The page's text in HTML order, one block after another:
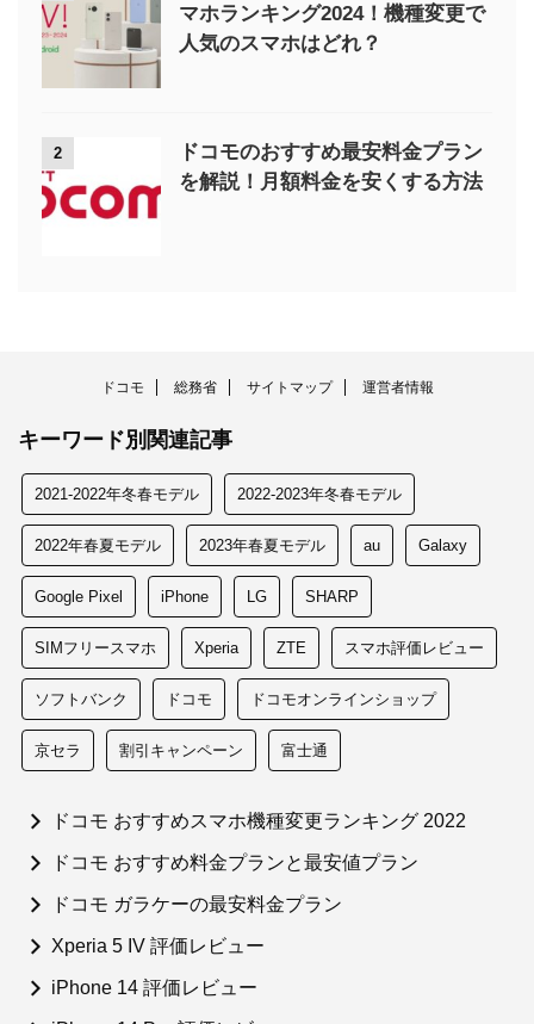
マホランキング2024！機種変更で
人気のスマホはどれ？
2
ドコモのおすすめ最安料金プラン
を解説！月額料金を安くする方法
ドコモ 総務省 サイトマップ 運営者情報
キーワード別関連記事
2021-2022年冬春モデル 2022-2023年冬春モデル
2022年春夏モデル 2023年春夏モデル au Galaxy
Google Pixel iPhone LG SHARP
SIMフリースマホ Xperia ZTE スマホ評価レビュー
ソフトバンク ドコモ ドコモオンラインショップ
京セラ 割引キャンペーン 富士通
ドコモ おすすめスマホ機種変更ランキング 2022
ドコモ おすすめ料金プランと最安値プラン
ドコモ ガラケーの最安料金プラン
Xperia 5 IV 評価レビュー
iPhone 14 評価レビュー